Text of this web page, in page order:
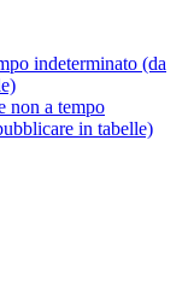
indeterminato (da
non a tempo
in tabelle)